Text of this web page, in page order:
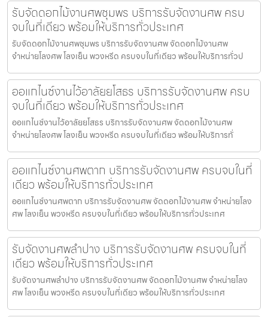
รับจัดดอกไม้งานศพชุมพร บริการรับจัดงานศพ ครบ
จบในที่เดียว พร้อมให้บริการทั่วประเทศ
รับจัดดอกไม้งานศพชุมพร บริการรับจัดงานศพ จัดดอกไม้งานศพ
จำหน่ายโลงศพ โลงเย็น พวงหรีด ครบจบในที่เดียว พร้อมให้บริการทั่วป
ออแกไนซ์งานไว้อาลัยยโสธร บริการรับจัดงานศพ ครบ
จบในที่เดียว พร้อมให้บริการทั่วประเทศ
ออแกไนซ์งานไว้อาลัยยโสธร บริการรับจัดงานศพ จัดดอกไม้งานศพ
จำหน่ายโลงศพ โลงเย็น พวงหรีด ครบจบในที่เดียว พร้อมให้บริการทั่
ออแกไนซ์งานศพตาก บริการรับจัดงานศพ ครบจบในที่
เดียว พร้อมให้บริการทั่วประเทศ
ออแกไนซ์งานศพตาก บริการรับจัดงานศพ จัดดอกไม้งานศพ จำหน่ายโลง
ศพ โลงเย็น พวงหรีด ครบจบในที่เดียว พร้อมให้บริการทั่วประเทศ
รับจัดงานศพลำปาง บริการรับจัดงานศพ ครบจบในที่
เดียว พร้อมให้บริการทั่วประเทศ
รับจัดงานศพลำปาง บริการรับจัดงานศพ จัดดอกไม้งานศพ จำหน่ายโลง
ศพ โลงเย็น พวงหรีด ครบจบในที่เดียว พร้อมให้บริการทั่วประเทศ